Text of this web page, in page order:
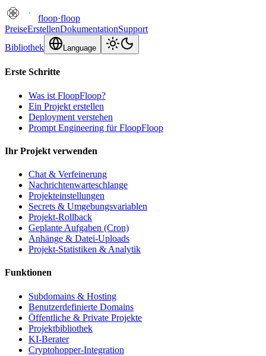
floop·floop
PreiseErstellenDokumentationSupport
Bibliothek
Language
Erste Schritte
Was ist FloopFloop?
Ein Projekt erstellen
Deployment verstehen
Prompt Engineering für FloopFloop
Ihr Projekt verwenden
Chat & Verfeinerung
Nachrichtenwarteschlange
Projekteinstellungen
Secrets & Umgebungsvariablen
Projekt-Rollback
Geplante Aufgaben (Cron)
Anhänge & Datei-Uploads
Projekt-Statistiken & Analytik
Funktionen
Subdomains & Hosting
Benutzerdefinierte Domains
Öffentliche & Private Projekte
Projektbibliothek
KI-Berater
Cryptohopper-Integration